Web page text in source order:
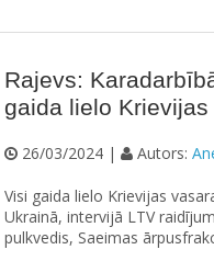
Rajevs:
gaida lielo
26/03/2024 | Autors:
Visi gaida lielo Krievijas
Ukrainā, intervijā LTV
pulkvedis, Saeimas